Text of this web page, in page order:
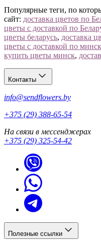
Популярные теги, по
сайт: доставка цветов по
цветы с доставкой по
цветы беларусь, доставка
цветы с доставкой по
купить цветы минск,
Контакты
info@sendflowers.by
+375 (29) 388-65-54
На связи в мессенджерах
+375 (29) 325-54-42
Полезные ссылки